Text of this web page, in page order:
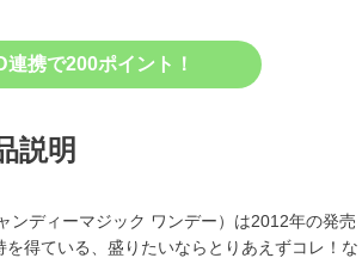
携で200ポイント！
説明
ディーマジック ワンデー）は2012年の発売
得ている、盛りたいならとりあえずコレ！な